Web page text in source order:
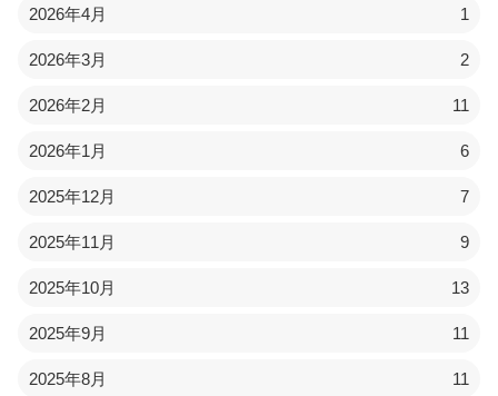
2026年4月 1
2026年3月 2
2026年2月 11
2026年1月 6
2025年12月 7
2025年11月 9
2025年10月 13
2025年9月 11
2025年8月 11